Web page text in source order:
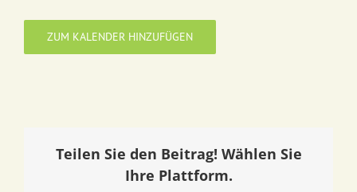
ZUM KALENDER HINZUFÜGEN
Teilen Sie den Beitrag! Wählen Sie
Ihre Plattform.